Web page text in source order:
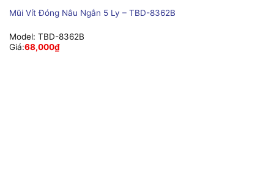
Mũi Vít Đóng Nâu Ngắn 5 Ly – TBD-8362B
Model: TBD-8362B
Giá:68,000₫